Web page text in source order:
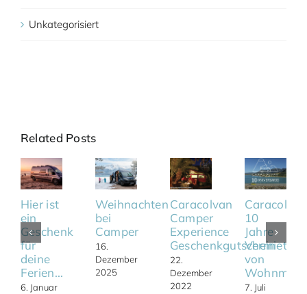
Unkategorisiert
Related Posts
Hier ist
ein
Geschenk
für
deine
Ferien...
6. Januar
Weihnachten
bei
Camper
16.
Dezember
2025
Caracolvan
Camper
Experience
Geschenkgutschein
22.
Dezember
2022
10
Jahre
von
7. Juli